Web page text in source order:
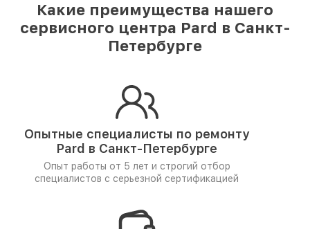
Какие преимущества нашего
сервисного центра Pard в Санкт-
Петербурге
Опытные специалисты по ремонту
Pard в Санкт-Петербурге
Опыт работы от 5 лет и строгий отбор
специалистов с серьезной сертификацией